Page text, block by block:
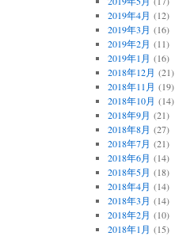
2019年4月 (12)
2019年3月 (16)
2019年2月 (11)
2019年1月 (16)
2018年12月 (21)
2018年11月 (19)
2018年10月 (14)
2018年9月 (21)
2018年8月 (27)
2018年7月 (21)
2018年6月 (14)
2018年5月 (18)
2018年4月 (14)
2018年3月 (14)
2018年2月 (10)
2018年1月 (15)